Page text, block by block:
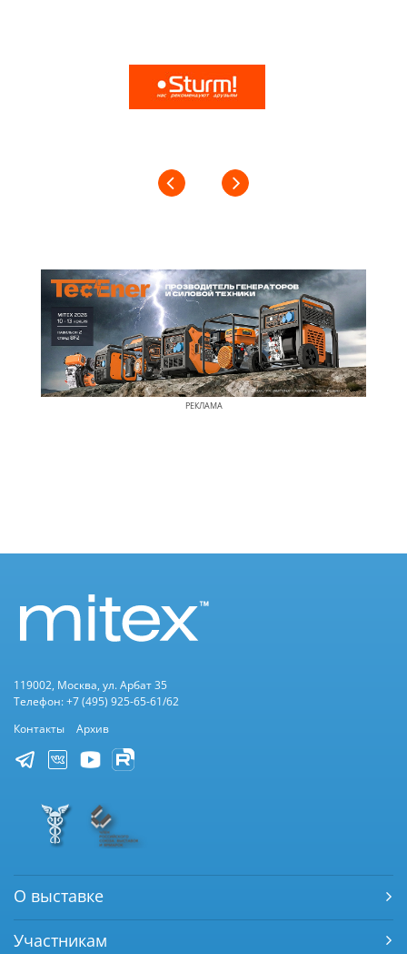
РЕКЛАМА
119002, Москва, ул. Арбат 35
Телефон: +7 (495) 925-65-61/62
Контакты
Архив
О выставке
Участникам